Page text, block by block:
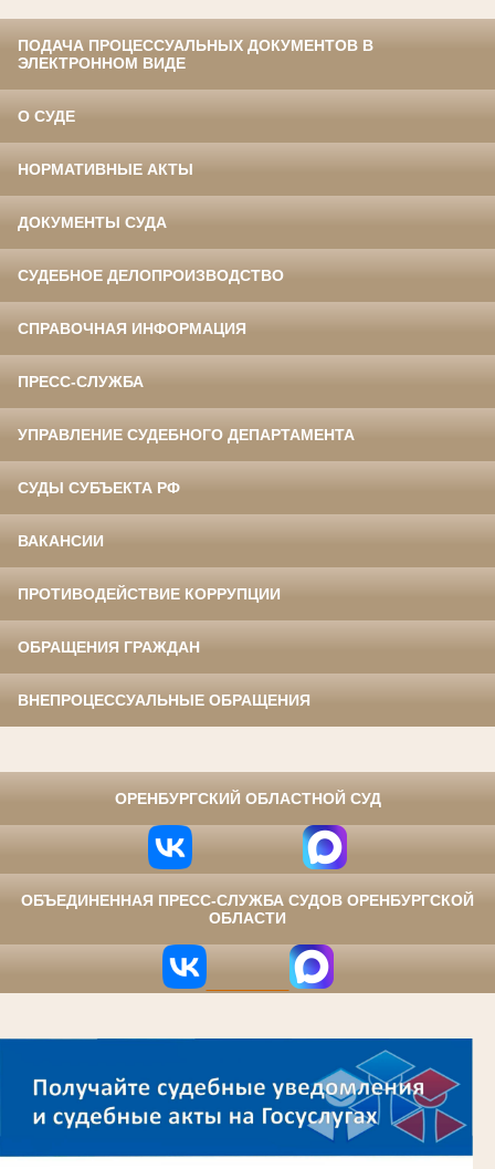
ПОДАЧА ПРОЦЕССУАЛЬНЫХ ДОКУМЕНТОВ В
ЭЛЕКТРОННОМ ВИДЕ
О СУДЕ
НОРМАТИВНЫЕ АКТЫ
ДОКУМЕНТЫ СУДА
СУДЕБНОЕ ДЕЛОПРОИЗВОДСТВО
СПРАВОЧНАЯ ИНФОРМАЦИЯ
ПРЕСС-СЛУЖБА
УПРАВЛЕНИЕ СУДЕБНОГО ДЕПАРТАМЕНТА
СУДЫ СУБЪЕКТА РФ
ВАКАНСИИ
ПРОТИВОДЕЙСТВИЕ КОРРУПЦИИ
ОБРАЩЕНИЯ ГРАЖДАН
ВНЕПРОЦЕССУАЛЬНЫЕ ОБРАЩЕНИЯ
ОРЕНБУРГСКИЙ ОБЛАСТНОЙ СУД
ОБЪЕДИНЕННАЯ ПРЕСС-СЛУЖБА СУДОВ ОРЕНБУРГСКОЙ
ОБЛАСТИ